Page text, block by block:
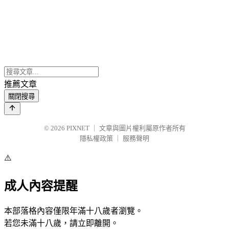
推薦文章
關閉搜尋
© 2026 PIXNET
文章與圖片權利屬原作者所有
隱私權政策
服務聲明
⚠️
成人內容提醒
本部落格內容僅限年滿十八歲者瀏覽。
若您未滿十八歲，請立即離開。